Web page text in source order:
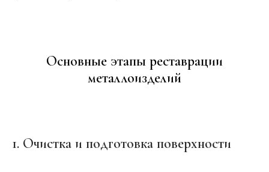
Основные этапы реставрации
металлоизделий
1. Очистка и подготовка поверхности